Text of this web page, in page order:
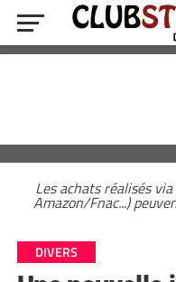
Les achats réalisés
Amazon/Fnac...)
DIVERS